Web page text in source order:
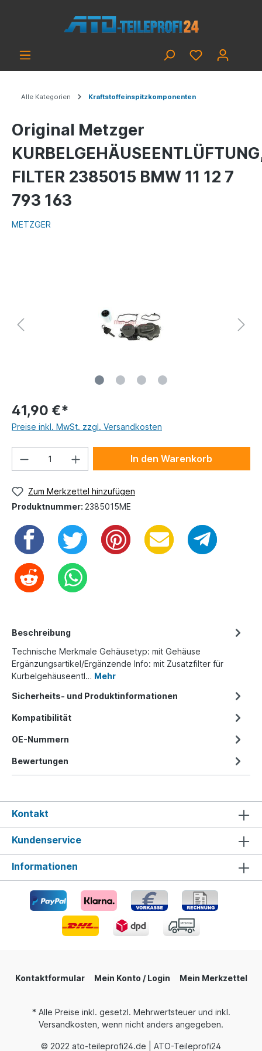
Alle Kategorien Kraftstoffeinspitzkomponenten
Original Metzger
FILTER 2385015 BMW 11 12 7
793 163
METZGER
41,90 €*
Preise inkl. MwSt. zzgl. Versandkosten
In den Warenkorb
Zum Merkzettel hinzufügen
Produktnummer: 2385015ME
Beschreibung
Technische Merkmale Gehäusetyp: mit Gehäuse
Ergänzungsartikel/Ergänzende Info: mit Zusatzfilter für
Kurbelgehäuseentl… Mehr
Sicherheits- und Produktinformationen
Kompatibilität
OE-Nummern
Bewertungen
Kontakt
Kundenservice
Informationen
Kontaktformular Mein Konto / Login Mein Merkzettel
* Alle Preise inkl. gesetzl. Mehrwertsteuer und inkl.
Versandkosten, wenn nicht anders angegeben.
© 2022 ato-teileprofi24.de | ATO-Teileprofi24